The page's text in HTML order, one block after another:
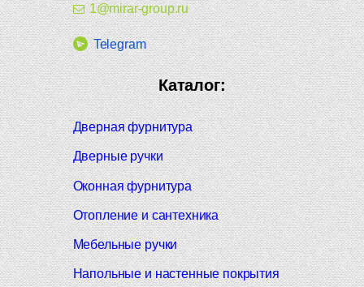
1@mirar-group.ru
Telegram
Каталог:
Дверная фурнитура
Дверные ручки
Оконная фурнитура
Отопление и сантехника
Мебельные ручки
Напольные и настенные покрытия